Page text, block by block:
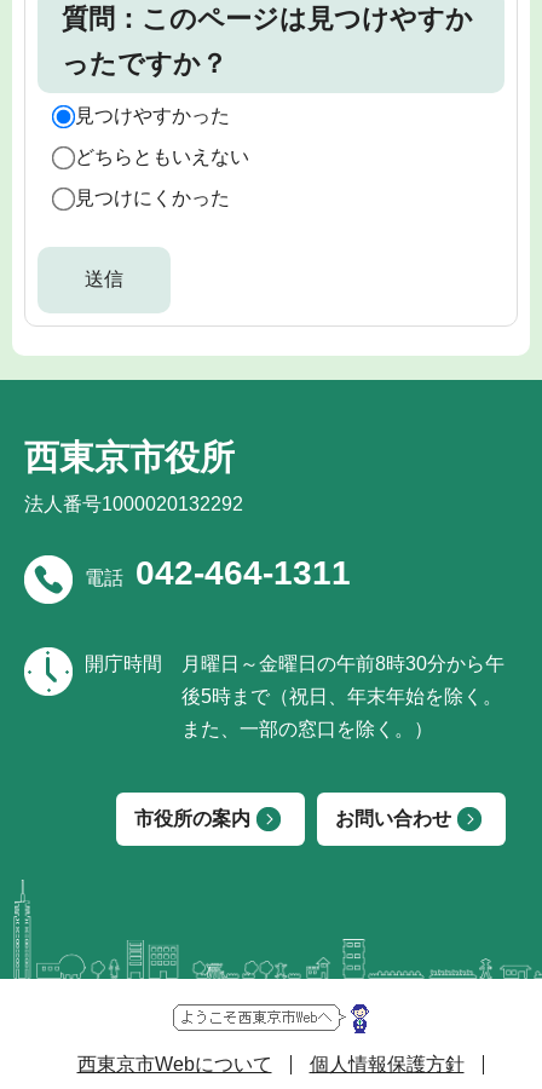
質問：このページは見つけやすか
ったですか？
見つけやすかった
どちらともいえない
見つけにくかった
西東京市役所
法人番号1000020132292
電話 042-464-1311
開庁時間
月曜日～金曜日の午前8時30分から午
後5時まで（祝日、年末年始を除く。
また、一部の窓口を除く。）
市役所の案内 お問い合わせ
西東京市Webについて 個人情報保護方針